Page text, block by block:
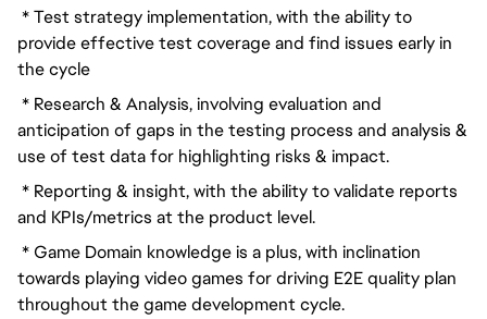
* Test strategy implementation, with the ability to
provide effective test coverage and find issues early in
the cycle
* Research & Analysis, involving evaluation and
anticipation of gaps in the testing process and analysis &
use of test data for highlighting risks & impact.
* Reporting & insight, with the ability to validate reports
and KPIs/metrics at the product level.
* Game Domain knowledge is a plus, with inclination
towards playing video games for driving E2E quality plan
throughout the game development cycle.